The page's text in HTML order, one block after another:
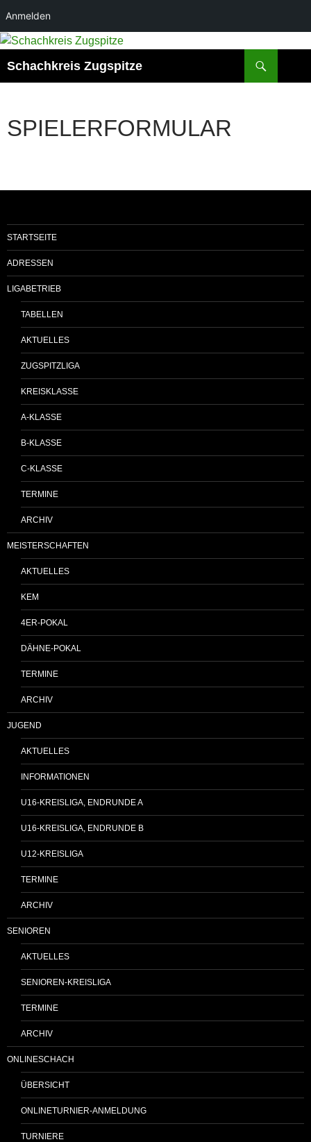
Anmelden
Zum
springen
Schachkreis Zugspitze
SPIELERFORMULAR
STARTSEITE
ADRESSEN
LIGABETRIEB
TABELLEN
AKTUELLES
ZUGSPITZLIGA
KREISKLASSE
A-KLASSE
B-KLASSE
C-KLASSE
TERMINE
ARCHIV
MEISTERSCHAFTEN
AKTUELLES
KEM
4ER-POKAL
DÄHNE-POKAL
TERMINE
ARCHIV
JUGEND
AKTUELLES
INFORMATIONEN
U16-KREISLIGA, ENDRUNDE A
U16-KREISLIGA, ENDRUNDE B
U12-KREISLIGA
TERMINE
ARCHIV
SENIOREN
AKTUELLES
SENIOREN-KREISLIGA
TERMINE
ARCHIV
ONLINESCHACH
ÜBERSICHT
ONLINETURNIER-ANMELDUNG
TURNIERE